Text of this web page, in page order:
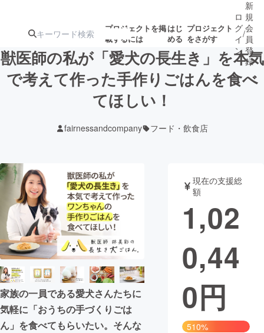
プロジェクトを掲
載するには
はじ
める
プロジェクト
をさがす
注目の新着プロ募集終了が近いプ
テクノロジー・ガジェット
映像・映画 書籍・雑誌
ビジネス・起業 チャレンジ
まちづくり・地域活性化
CAMPFIRE for Social Good
CAMPFIRE Creation
ロ
グ
イ
ン
/
新
規
会
員
登
録
獣医師の私が「愛犬の長生き」を本気
で考えて作った手作りごはんを食べ
てほしい！
fairnessandcompany フード・飲食店
家族の一員である愛犬さんたちに
気軽に「おうちの手づくりごは
ん」を食べてもらいたい。そんな
現在の支援総
額
1,02
0,44
0円
510%